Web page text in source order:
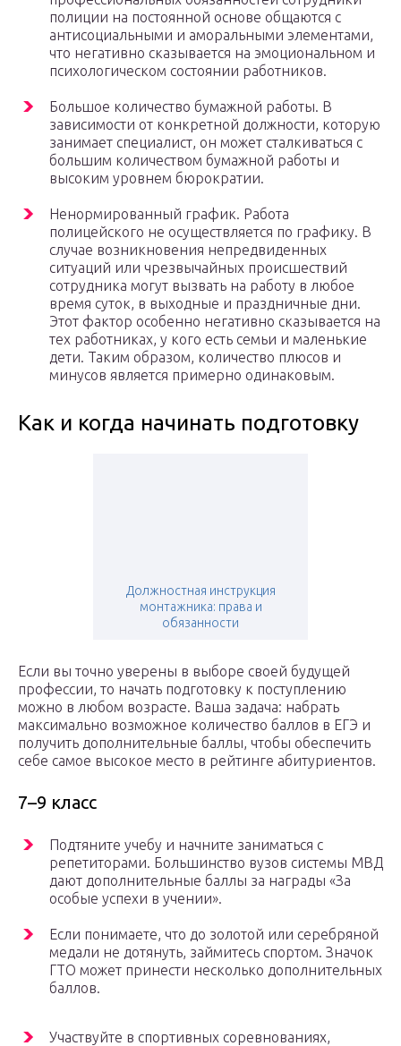
полиции на постоянной основе общаются с
антисоциальными и аморальными элементами,
что негативно сказывается на эмоциональном и
психологическом состоянии работников.
Большое количество бумажной работы. В
зависимости от конкретной должности, которую
занимает специалист, он может сталкиваться с
большим количеством бумажной работы и
высоким уровнем бюрократии.
Ненормированный график. Работа
полицейского не осуществляется по графику. В
случае возникновения непредвиденных
ситуаций или чрезвычайных происшествий
сотрудника могут вызвать на работу в любое
время суток, в выходные и праздничные дни.
Этот фактор особенно негативно сказывается на
тех работниках, у кого есть семьи и маленькие
дети. Таким образом, количество плюсов и
минусов является примерно одинаковым.
Как и когда начинать подготовку
Должностная инструкция
монтажника: права и
обязанности
Если вы точно уверены в выборе своей будущей
профессии, то начать подготовку к поступлению
можно в любом возрасте. Ваша задача: набрать
максимально возможное количество баллов в ЕГЭ и
получить дополнительные баллы, чтобы обеспечить
себе самое высокое место в рейтинге абитуриентов.
7–9 класс
Подтяните учебу и начните заниматься с
репетиторами. Большинство вузов системы МВД
дают дополнительные баллы за награды «За
особые успехи в учении».
Если понимаете, что до золотой или серебряной
медали не дотянуть, займитесь спортом. Значок
ГТО может принести несколько дополнительных
баллов.
Участвуйте в спортивных соревнованиях,